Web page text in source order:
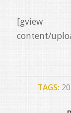
[gview
content/
TAGS: